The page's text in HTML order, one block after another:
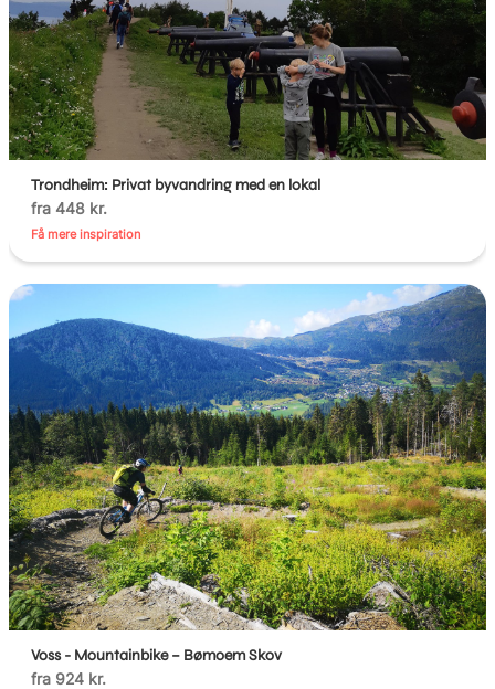
Trondheim: Privat byvandring med en lokal
fra 448 kr.
Få mere inspiration
Voss - Mountainbike – Bømoem Skov
fra 924 kr.